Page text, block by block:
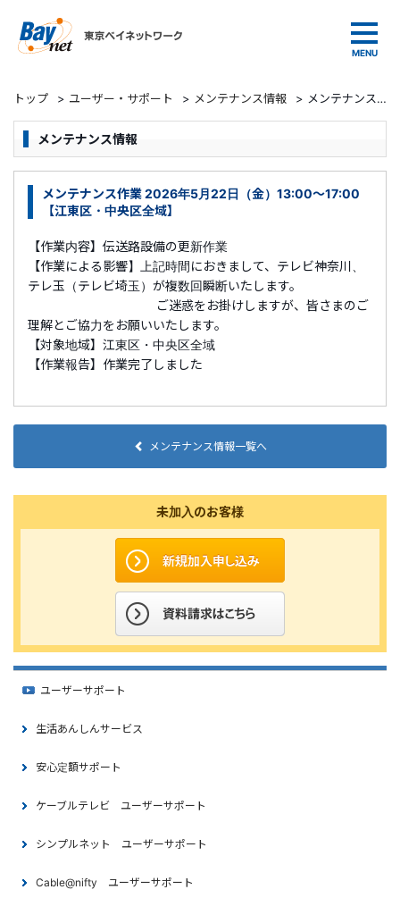
トップ > ユーザー・サポート > メンテナンス情報 > メンテナンス作業 2026年5月22日（金）13:00～17:00 【江東区・中央区全域】
メンテナンス情報
メンテナンス作業 2026年5月22日（金）13:00～17:00
【江東区・中央区全域】
【作業内容】伝送路設備の更新作業
【作業による影響】上記時間におきまして、テレビ神奈川、
テレ玉（テレビ埼玉）が複数回瞬断いたします。
ご迷惑をお掛けしますが、皆さまのご
理解とご協力をお願いいたします。
【対象地域】江東区・中央区全域
【作業報告】作業完了しました
メンテナンス情報一覧へ
未加入のお客様
ユーザーサポート
生活あんしんサービス
安心定額サポート
ケーブルテレビ ユーザーサポート
シンプルネット ユーザーサポート
Cable@nifty ユーザーサポート